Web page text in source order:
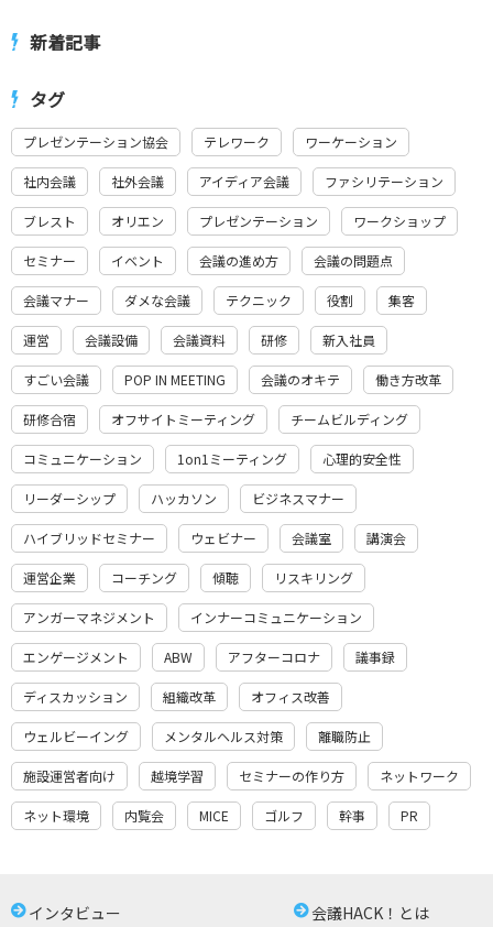
新着記事
タグ
プレゼンテーション協会 テレワーク ワーケーション
社内会議 社外会議 アイディア会議 ファシリテーション
ブレスト オリエン プレゼンテーション ワークショップ
セミナー イベント 会議の進め方 会議の問題点
会議マナー ダメな会議 テクニック 役割 集客
運営 会議設備 会議資料 研修 新入社員
すごい会議 POP IN MEETING 会議のオキテ 働き方改革
研修合宿 オフサイトミーティング チームビルディング
コミュニケーション 1on1ミーティング 心理的安全性
リーダーシップ ハッカソン ビジネスマナー
ハイブリッドセミナー ウェビナー 会議室 講演会
運営企業 コーチング 傾聴 リスキリング
アンガーマネジメント インナーコミュニケーション
エンゲージメント ABW アフターコロナ 議事録
ディスカッション 組織改革 オフィス改善
ウェルビーイング メンタルヘルス対策 離職防止
施設運営者向け 越境学習 セミナーの作り方 ネットワーク
ネット環境 内覧会 MICE ゴルフ 幹事 PR
インタビュー
会議HACK！とは